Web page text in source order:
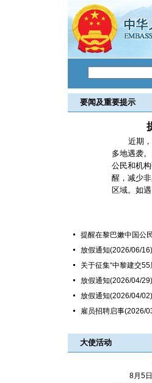
要闻及重要提示
近期
多地遇袭
公民和机
醒，减少
区域。如
提醒在黎巴嫩中国公
放假通知(2026/06/16)
关于征集“中黎建交
放假通知(2026/04/29)
放假通知(2026/04/02)
雇员招聘启事(2026/
大使活动
8月5日